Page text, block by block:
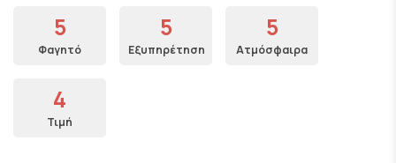
5
Φαγητό
5
Εξυπηρέτηση
5
Ατμόσφαιρα
4
Τιμή